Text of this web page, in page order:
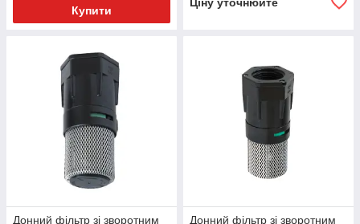
Купити
Донний фільтр зі зворотним
Донний фільтр зі зворотним